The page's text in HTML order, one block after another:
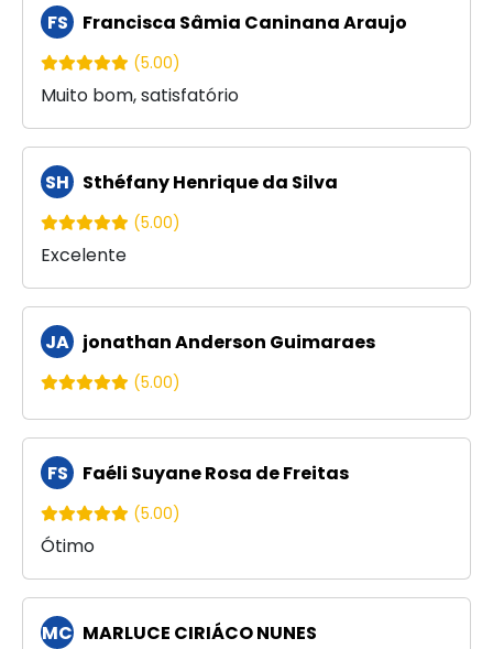
FS Francisca Sâmia Caninana Araujo
(5.00)
Muito bom, satisfatório
SH Sthéfany Henrique da Silva
(5.00)
Excelente
JA jonathan Anderson Guimaraes
(5.00)
FS Faéli Suyane Rosa de Freitas
(5.00)
Ótimo
MC MARLUCE CIRIÁCO NUNES